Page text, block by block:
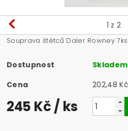
1 z 2
Souprava štětců Daler Rowney 7ks
Dostupnost Skladem
Cena
245 Kč/ ks